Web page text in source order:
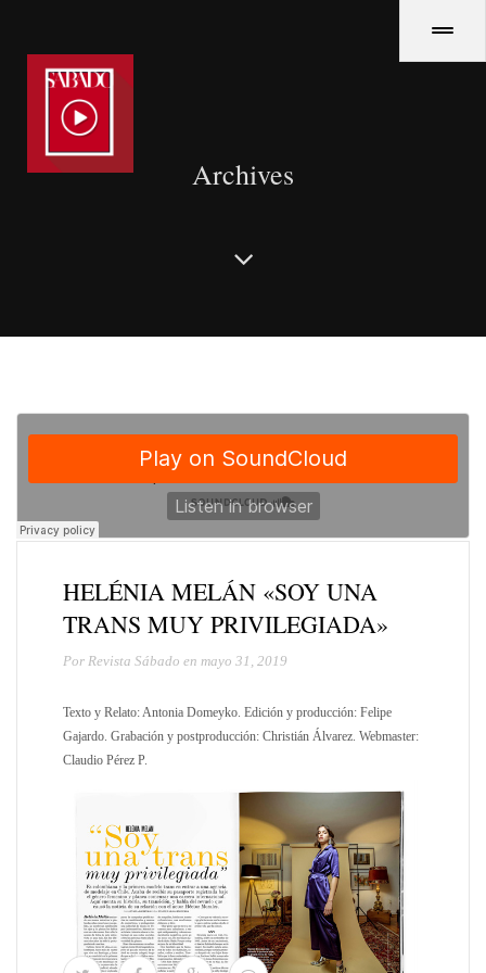
Archives
HELÉNIA MELÁN «SOY UNA
TRANS MUY PRIVILEGIADA»
Por Revista Sábado en mayo 31, 2019
Texto y Relato: Antonia Domeyko. Edición y producción: Felipe
Gajardo. Grabación y postproducción: Christián Álvarez. Webmaster:
Claudio Pérez P.